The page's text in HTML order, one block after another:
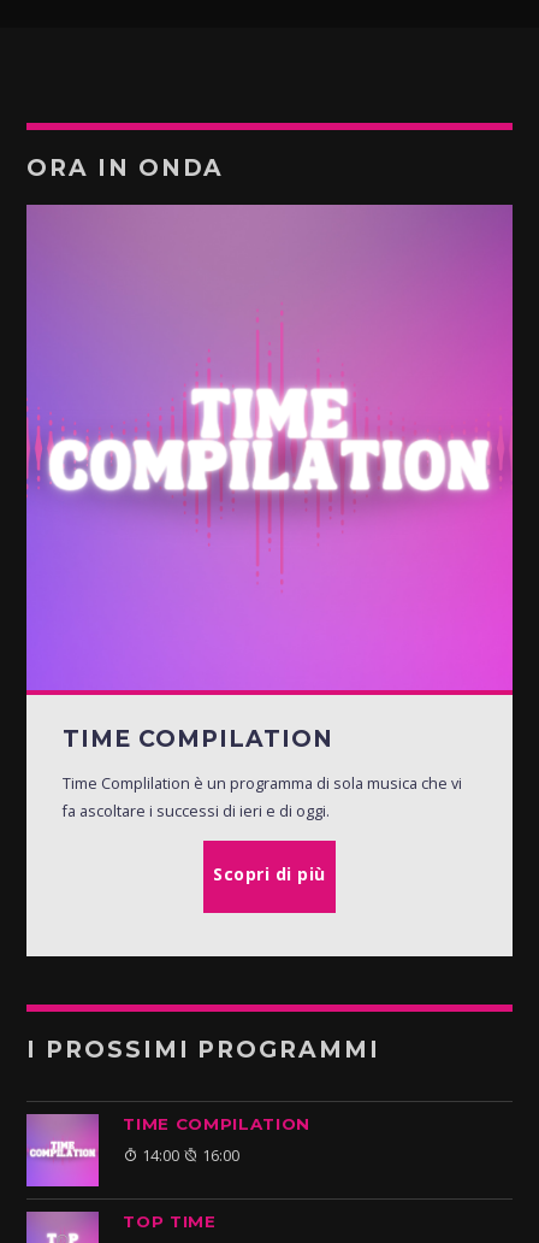
ORA IN ONDA
TIME COMPILATION
Time Complilation è un programma di sola musica che vi
fa ascoltare i successi di ieri e di oggi.
Scopri di più
I PROSSIMI PROGRAMMI
TIME COMPILATION
14:00 16:00
TOP TIME